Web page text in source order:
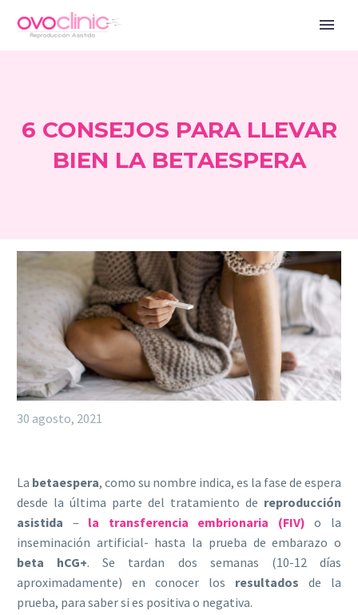
6 CONSEJOS PARA LLEVAR
BIEN LA BETAESPERA
30 agosto, 2021
La betaespera, como su nombre indica, es la fase de espera
desde la última parte del tratamiento de reproducción
asistida – la transferencia embrionaria (FIV)
o la
inseminación artificial- hasta la prueba de embarazo o
beta hCG+. Se tardan dos semanas (10-12 días
aproximadamente) en conocer los resultados de la
prueba, para saber si es positiva o negativa.